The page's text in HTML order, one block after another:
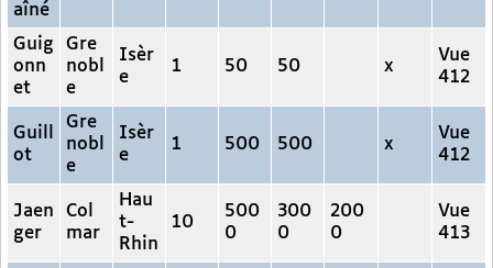
aîné
Guig
onn
et
Gre
nobl
e
Isèr
e
1 50 50 x
Vue
412
Guill
ot
Gre
nobl
e
Isèr
e
1 500 500 x
Vue
412
Jaen
ger
Col
mar
Hau
t-
Rhin
10
500
0
300
0
200
0
Vue
413